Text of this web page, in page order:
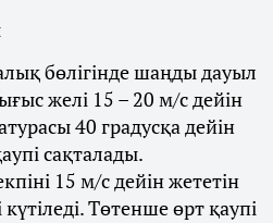
бөлігінде шаңды дауыл
желі 15 – 20 м/с дейін
40 градусқа дейін
сақталады.
15 м/с дейін жететін
Төтенше өрт қаупі